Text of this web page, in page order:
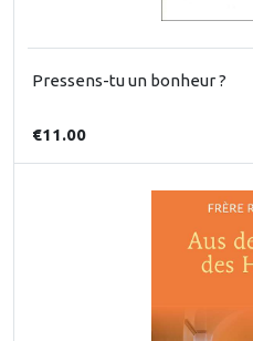
Pressens-tu un bonheur ?
€11.00